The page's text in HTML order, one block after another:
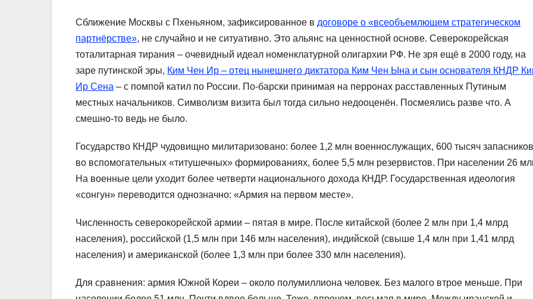
Сближение Москвы с Пхеньяном, зафиксированное в договоре о «всеобъемлющем стратегическом
партнёрстве», не случайно и не ситуативно. Это альянс на ценностной основе. Северокорейская
тоталитарная тирания – очевидный идеал номенклатурной олигархии РФ. Не зря ещё в 2000 году, на
заре путинской эры, Ким Чен Ир – отец нынешнего диктатора Ким Чен Ына и сын основателя КНДР
Ир Сена – с помпой катил по России. По-барски принимая на перронах расставленных Путиным
местных начальников. Символизм визита был тогда сильно недооценён. Посмеялись разве что. А
смешно-то ведь не было.
Государство КНДР чудовищно милитаризовано: более 1,2 млн военнослужащих, 600 тысяч запасников
во вспомогательных «титушечных» формированиях, более 5,5 млн резервистов. При населении 26
На военные цели уходит более четверти национального дохода КНДР. Государственная идеология
«сонгун» переводится однозначно: «Армия на первом месте».
Численность северокорейской армии – пятая в мире. После китайской (более 2 млн при 1,4 млрд
населения), российской (1,5 млн при 146 млн населения), индийской (свыше 1,4 млн при 1,41 млрд
населения) и американской (более 1,3 млн при более 330 млн населения).
Для сравнения: армия Южной Кореи – около полумиллиона человек. Без малого втрое меньше. При